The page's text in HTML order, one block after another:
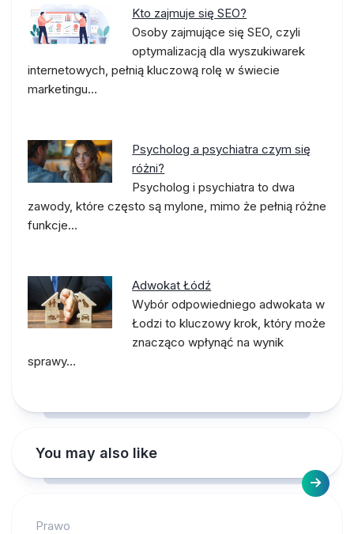
Kto zajmuje się SEO?
Osoby zajmujące się SEO, czyli
optymalizacją dla wyszukiwarek
internetowych, pełnią kluczową rolę w świecie
marketingu…
Psycholog a psychiatra czym się
różni?
Psycholog i psychiatra to dwa
zawody, które często są mylone, mimo że pełnią różne
funkcje…
Adwokat Łódź
Wybór odpowiedniego adwokata w
Łodzi to kluczowy krok, który może
znacząco wpłynąć na wynik
sprawy…
You may also like
Prawo